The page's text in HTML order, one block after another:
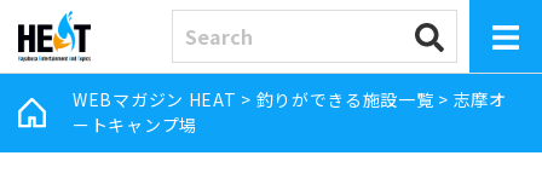
WEBマガジン HEAT > 釣りができる施設一覧 > 志摩オ
ートキャンプ場